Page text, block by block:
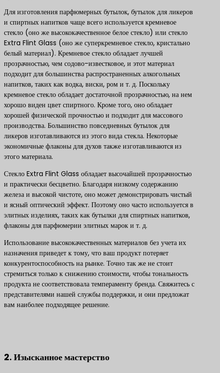
Для изготовления парфюмерных бутылок, бутылок для ликеров
и спиртных напитков чаще всего используется кремневое
стекло (оно же высококачественное белое стекло) или стекло
Extra Flint Glass (оно же суперкремневое стекло, кристально
белый материал). Кремневое стекло обладает лучшей
прозрачностью, чем содово-известковое, и этот материал
подходит для большинства распространенных алкогольных
напитков, таких как водка, виски, ром и т. д. Поскольку
кремневое стекло обладает достаточной прозрачностью, на нем
хорошо виден цвет спиртного. Кроме того, оно обладает
хорошей физической прочностью и подходит для массового
производства. Большинство повседневных бутылок для
ликеров изготавливаются из этого вида стекла. Некоторые
экономичные флаконы для духов также изготавливаются из
этого материала.
Стекло Extra Flint Glass обладает высочайшей прозрачностью
и практически бесцветно. Благодаря низкому содержанию
железа и высокой чистоте, оно может демонстрировать чистый
и ясный оптический эффект. Поэтому оно часто используется в
элитных изделиях, таких как бутылки для спиртных напитков,
флаконы для парфюмерии элитных марок и т. д.
Использование высококачественных материалов без учета их
назначения приведет к тому, что ваш продукт потеряет
конкурентоспособность на рынке. Точно так же не стоит
стремиться только к снижению стоимости, чтобы тональность
продукта не соответствовала темпераменту бренда. Свяжитесь с
представителями нашей службы поддержки, и они предложат
вам наиболее подходящее решение.
2. Изысканное мастерство